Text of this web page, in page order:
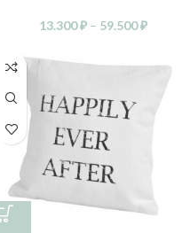
13.300₽ – 59.500₽